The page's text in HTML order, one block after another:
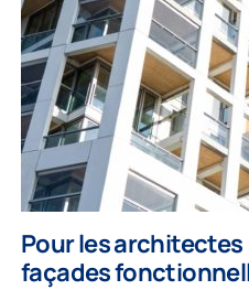
Pour les
façades